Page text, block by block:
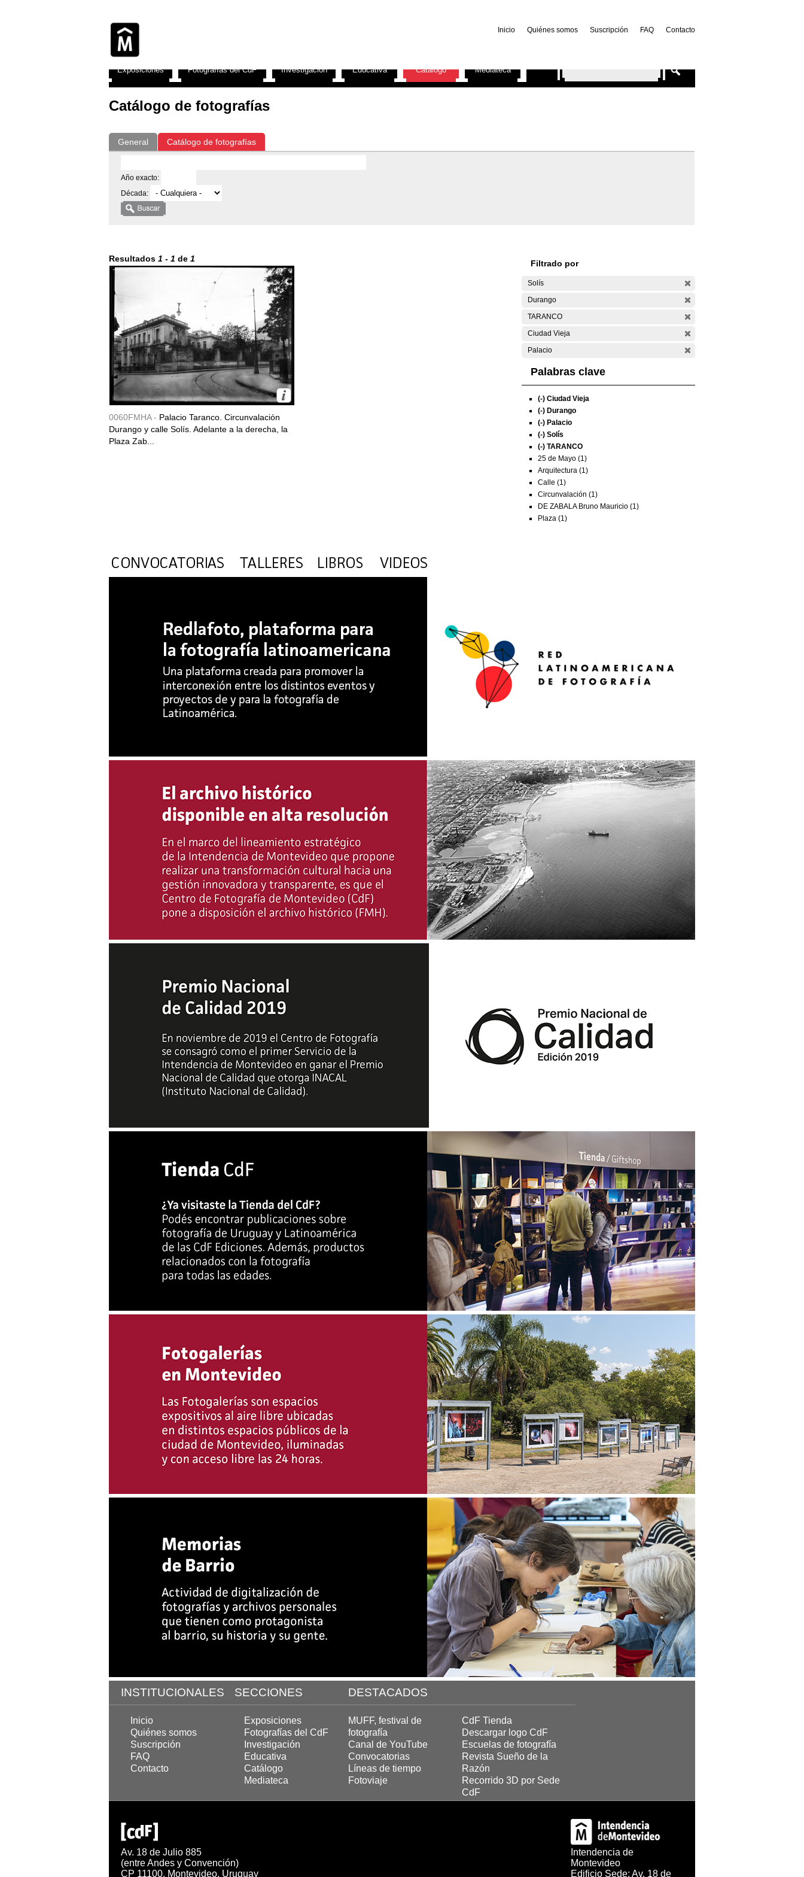
Inicio Quiénes somos Suscripción FAQ Contacto
Catálogo de fotografías
General Catálogo de fotografías
Año exacto:
Década:
Resultados 1 - 1 de 1
0060FMHA - Palacio Taranco. Circunvalación
Durango y calle Solís. Adelante a la derecha, la
Plaza Zab...
Filtrado por
Solís
Durango
TARANCO
Ciudad Vieja
Palacio
Palabras clave
(-) Ciudad Vieja
(-) Durango
(-) Palacio
(-) Solís
(-) TARANCO
25 de Mayo (1)
Arquitectura (1)
Calle (1)
Circunvalación (1)
DE ZABALA Bruno Mauricio (1)
Plaza (1)
Exposiciones Fotografías del CdF Investigación Educativa Catálogo Mediateca
INSTITUCIONALES SECCIONES DESTACADOS
Inicio
Quiénes somos
Suscripción
FAQ
Contacto
Exposiciones
Fotografías del CdF
Investigación
Educativa
Catálogo
Mediateca
MUFF, festival de
fotografía
Canal de YouTube
Convocatorias
Líneas de tiempo
Fotoviaje
CdF Tienda
Descargar logo CdF
Escuelas de fotografía
Revista Sueño de la
Razón
Recorrido 3D por Sede
CdF
Av. 18 de Julio 885
(entre Andes y Convención)
CP 11100. Montevideo. Uruguay
Intendencia de
Montevideo
Edificio Sede: Av. 18 de